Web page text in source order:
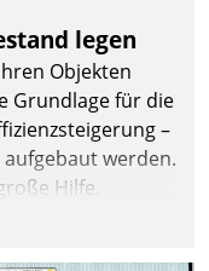
legen
Objekten
Grundlage für die
–
werden.
Hilfe.